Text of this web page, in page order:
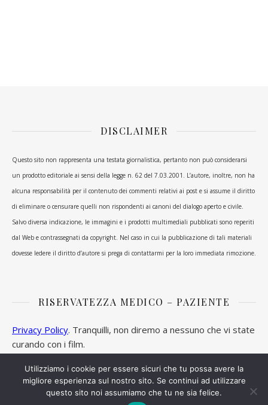
DISCLAIMER
Questo sito non rappresenta una testata giornalistica, pertanto non può considerarsi
un prodotto editoriale ai sensi della legge n. 62 del 7.03.2001. L’autore, inoltre, non ha
alcuna responsabilità per il contenuto dei commenti relativi ai post e si assume il diritto
di eliminare o censurare quelli non rispondenti ai canoni del dialogo aperto e civile.
Salvo diversa indicazione, le immagini e i prodotti multimediali pubblicati sono reperiti
dal Web e contrassegnati da copyright. Nel caso in cui la pubblicazione di tali materiali
dovesse ledere il diritto d’autore si prega di contattarmi per la loro immediata rimozione.
RISERVATEZZA MEDICO – PAZIENTE
Privacy Policy. Tranquilli, non diremo a nessuno che vi state
curando con i film.
Utilizziamo i cookie per essere sicuri che tu possa avere la
migliore esperienza sul nostro sito. Se continui ad utilizzare
questo sito noi assumiamo che tu ne sia felice.